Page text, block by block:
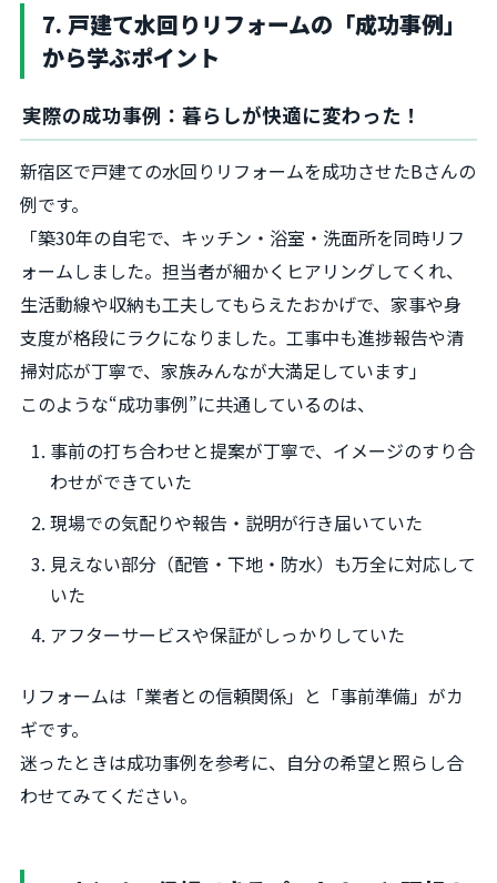
7. 戸建て水回りリフォームの「成功事例」
から学ぶポイント
実際の成功事例：暮らしが快適に変わった！
新宿区で戸建ての水回りリフォームを成功させたBさんの
例です。
「築30年の自宅で、キッチン・浴室・洗面所を同時リフ
ォームしました。担当者が細かくヒアリングしてくれ、
生活動線や収納も工夫してもらえたおかげで、家事や身
支度が格段にラクになりました。工事中も進捗報告や清
掃対応が丁寧で、家族みんなが大満足しています」
このような“成功事例”に共通しているのは、
事前の打ち合わせと提案が丁寧で、イメージのすり合
わせができていた
現場での気配りや報告・説明が行き届いていた
見えない部分（配管・下地・防水）も万全に対応して
いた
アフターサービスや保証がしっかりしていた
リフォームは「業者との信頼関係」と「事前準備」がカ
ギです。
迷ったときは成功事例を参考に、自分の希望と照らし合
わせてみてください。